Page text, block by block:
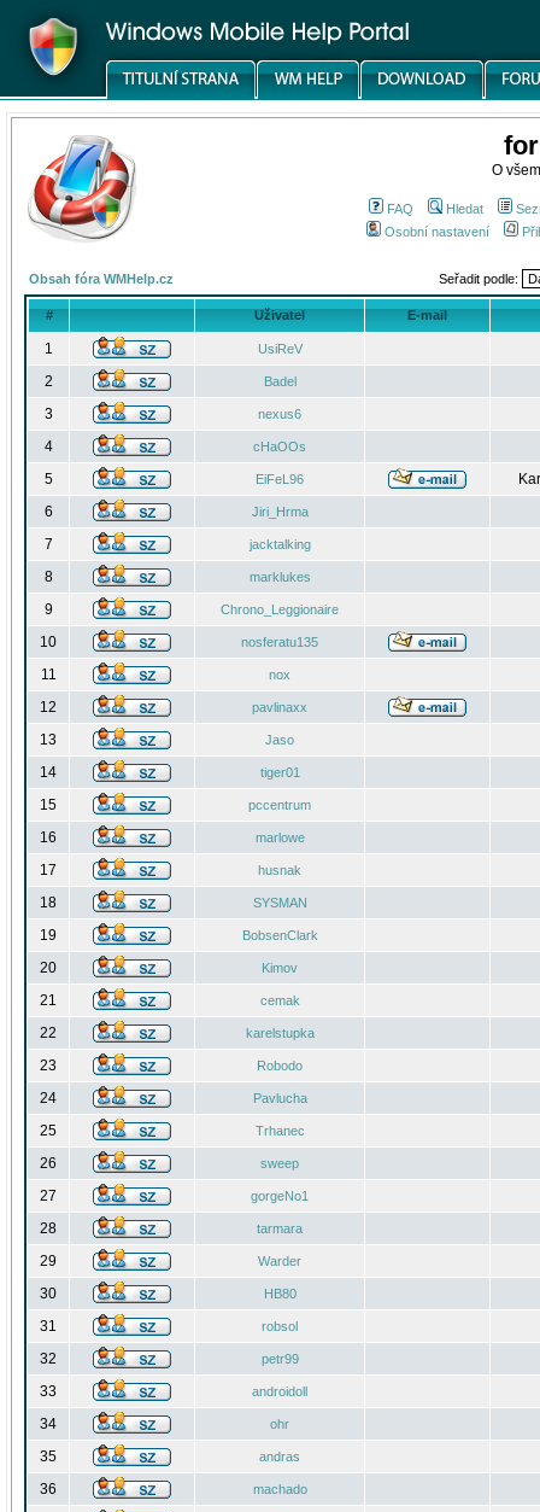
O
FAQ Hledat
Osobní nastavení
Obsah fóra WMHelp.cz Seřadit podle:
# Uživatel E-mail
1 UsiReV
2 Badel
3 nexus6
4 cHaOOs
5 EiFeL96
6
Jiri_Hrma
7 jacktalking
8 marklukes
9 Chrono_Leggionaire
10 nosferatu135
11 nox
12 pavlinaxx
13 Jaso
14 tiger01
15 pccentrum
16 marlowe
17 husnak
18 SYSMAN
19 BobsenClark
20 Kimov
21 cemak
22 karelstupka
23 Robodo
24 Pavlucha
25 Trhanec
26 sweep
27 gorgeNo1
28 tarmara
29 Warder
30 HB80
31 robsol
32 petr99
33 androidoll
34 ohr
35 andras
36 machado